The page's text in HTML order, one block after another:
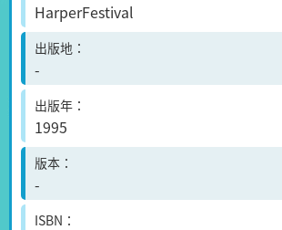
HarperFestival
出版地
-
出版年
1995
版本
-
ISBN